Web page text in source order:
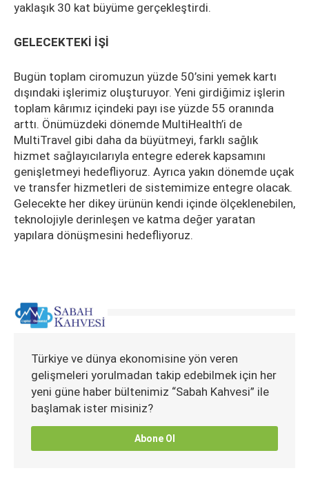
yaklaşık 30 kat büyüme gerçekleştirdi.
GELECEKTEKİ İŞİ
Bugün toplam ciromuzun yüzde 50’sini yemek kartı
dışındaki işlerimiz oluşturuyor. Yeni girdiğimiz işlerin
toplam kârımız içindeki payı ise yüzde 55 oranında
arttı. Önümüzdeki dönemde MultiHealth’i de
MultiTravel gibi daha da büyütmeyi, farklı sağlık
hizmet sağlayıcılarıyla entegre ederek kapsamını
genişletmeyi hedefliyoruz. Ayrıca yakın dönemde uçak
ve transfer hizmetleri de sistemimize entegre olacak.
Gelecekte her dikey ürünün kendi içinde ölçeklenebilen,
teknolojiyle derinleşen ve katma değer yaratan
yapılara dönüşmesini hedefliyoruz.
Türkiye ve dünya ekonomisine yön veren
gelişmeleri yorulmadan takip edebilmek için her
yeni güne haber bültenimiz “Sabah Kahvesi” ile
başlamak ister misiniz?
Abone Ol